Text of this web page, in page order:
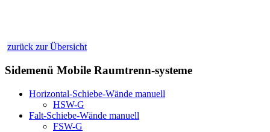
zurück zur Übersicht
Sidemenü Mobile Raumtrenn-systeme
Horizontal-Schiebe-Wände manuell
HSW-G
Falt-Schiebe-Wände manuell
FSW-G